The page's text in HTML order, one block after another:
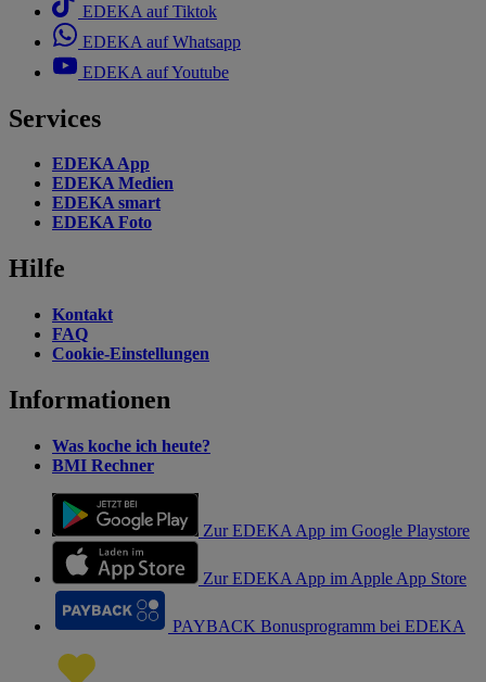
EDEKA auf Tiktok
EDEKA auf Whatsapp
EDEKA auf Youtube
Services
EDEKA App
EDEKA Medien
EDEKA smart
EDEKA Foto
Hilfe
Kontakt
FAQ
Cookie-Einstellungen
Informationen
Was koche ich heute?
BMI Rechner
Zur EDEKA App im Google Playstore
Zur EDEKA App im Apple App Store
PAYBACK Bonusprogramm bei EDEKA